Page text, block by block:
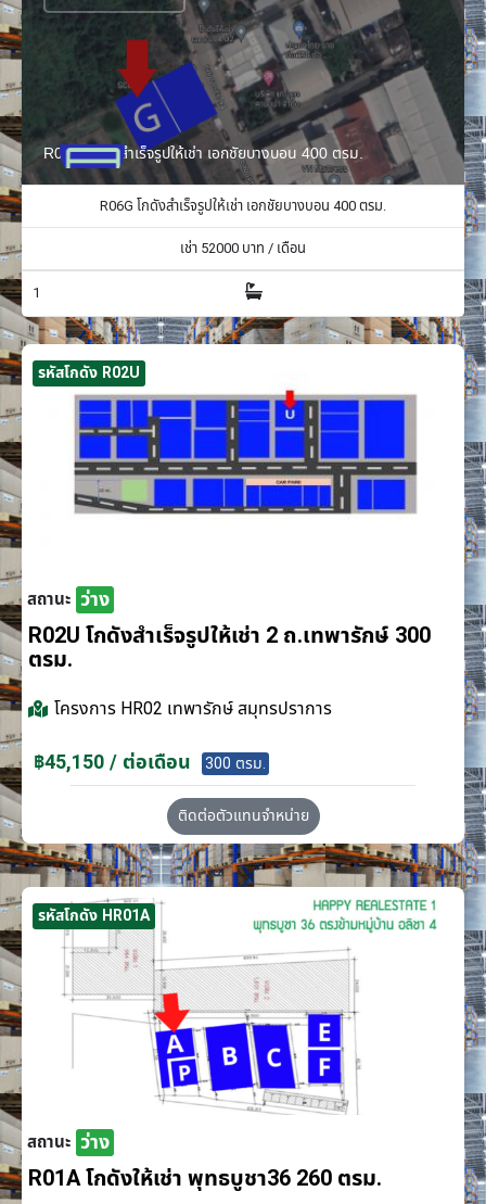
R06G โกดังสำเร็จรูปให้เช่า เอกชัยบางบอน 400 ตรม.
R06G โกดังสำเร็จรูปให้เช่า เอกชัยบางบอน 400 ตรม.
เช่า 52000 บาท / เดือน
1
รหัสโกดัง R02U
สถานะ ว่าง
R02U โกดังสำเร็จรูปให้เช่า 2 ถ.เทพารักษ์ 300
ตรม.
โครงการ HR02 เทพารักษ์ สมุทรปราการ
฿45,150 / ต่อเดือน 300 ตรม.
ติดต่อตัวแทนจำหน่าย
รหัสโกดัง HR01A
สถานะ ว่าง
R01A โกดังให้เช่า พุทธบูชา36 260 ตรม.